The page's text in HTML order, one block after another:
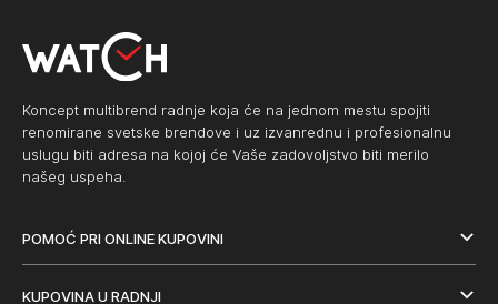
Koncept multibrend radnje koja će na jednom mestu spojiti
renomirane svetske brendove i uz izvanrednu i profesionalnu
uslugu biti adresa na kojoj će Vaše zadovoljstvo biti merilo
našeg uspeha.
POMOĆ PRI ONLINE KUPOVINI
KUPOVINA U RADNJI